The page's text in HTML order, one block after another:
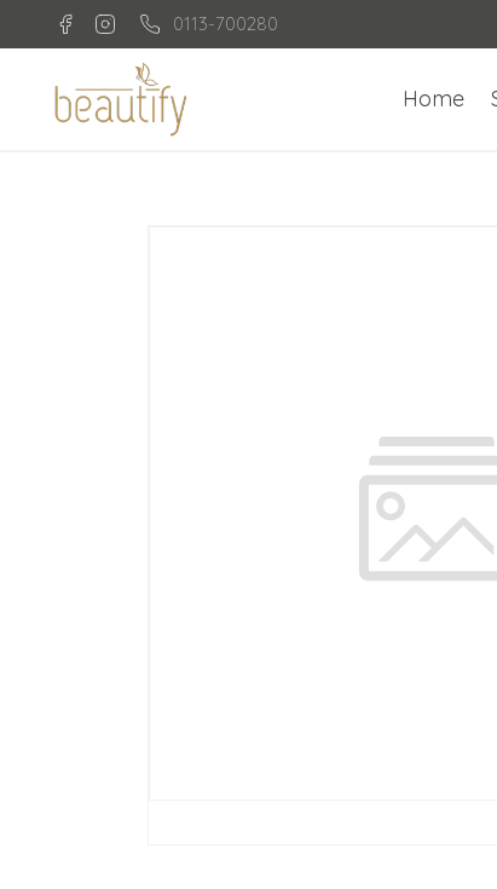
0113-700280
Home